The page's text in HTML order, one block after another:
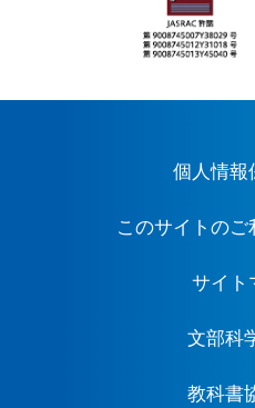
個人情報
このサイトのご
サイト
文部科
教科書